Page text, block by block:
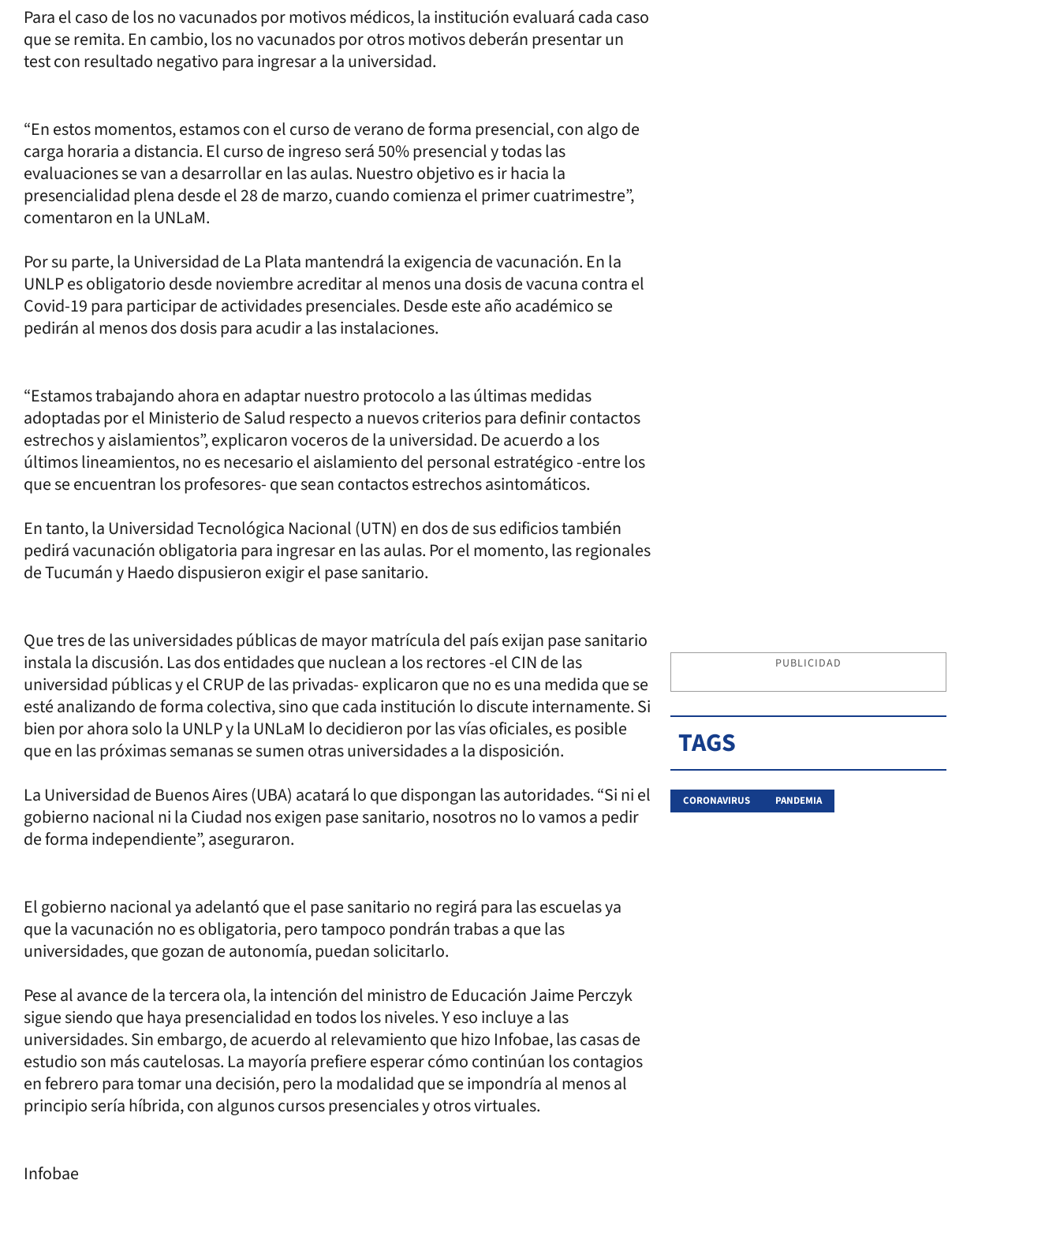
Para el caso de los no vacunados por motivos médicos, la institución evaluará cada caso
que se remita. En cambio, los no vacunados por otros motivos deberán presentar un
test con resultado negativo para ingresar a la universidad.
“En estos momentos, estamos con el curso de verano de forma presencial, con algo de
carga horaria a distancia. El curso de ingreso será 50% presencial y todas las
evaluaciones se van a desarrollar en las aulas. Nuestro objetivo es ir hacia la
presencialidad plena desde el 28 de marzo, cuando comienza el primer cuatrimestre”,
comentaron en la UNLaM.
Por su parte, la Universidad de La Plata mantendrá la exigencia de vacunación. En la
UNLP es obligatorio desde noviembre acreditar al menos una dosis de vacuna contra el
Covid-19 para participar de actividades presenciales. Desde este año académico se
pedirán al menos dos dosis para acudir a las instalaciones.
“Estamos trabajando ahora en adaptar nuestro protocolo a las últimas medidas
adoptadas por el Ministerio de Salud respecto a nuevos criterios para definir contactos
estrechos y aislamientos”, explicaron voceros de la universidad. De acuerdo a los
últimos lineamientos, no es necesario el aislamiento del personal estratégico -entre los
que se encuentran los profesores- que sean contactos estrechos asintomáticos.
En tanto, la Universidad Tecnológica Nacional (UTN) en dos de sus edificios también
pedirá vacunación obligatoria para ingresar en las aulas. Por el momento, las regionales
de Tucumán y Haedo dispusieron exigir el pase sanitario.
Que tres de las universidades públicas de mayor matrícula del país exijan pase sanitario
instala la discusión. Las dos entidades que nuclean a los rectores -el CIN de las
universidad públicas y el CRUP de las privadas- explicaron que no es una medida que se
esté analizando de forma colectiva, sino que cada institución lo discute internamente. Si
bien por ahora solo la UNLP y la UNLaM lo decidieron por las vías oficiales, es posible
que en las próximas semanas se sumen otras universidades a la disposición.
La Universidad de Buenos Aires (UBA) acatará lo que dispongan las autoridades. “Si ni el
gobierno nacional ni la Ciudad nos exigen pase sanitario, nosotros no lo vamos a pedir
de forma independiente”, aseguraron.
El gobierno nacional ya adelantó que el pase sanitario no regirá para las escuelas ya
que la vacunación no es obligatoria, pero tampoco pondrán trabas a que las
universidades, que gozan de autonomía, puedan solicitarlo.
Pese al avance de la tercera ola, la intención del ministro de Educación Jaime Perczyk
sigue siendo que haya presencialidad en todos los niveles. Y eso incluye a las
universidades. Sin embargo, de acuerdo al relevamiento que hizo Infobae, las casas de
estudio son más cautelosas. La mayoría prefiere esperar cómo continúan los contagios
en febrero para tomar una decisión, pero la modalidad que se impondría al menos al
principio sería híbrida, con algunos cursos presenciales y otros virtuales.
Infobae
PUBLICIDAD
TAGS
CORONAVIRUS PANDEMIA